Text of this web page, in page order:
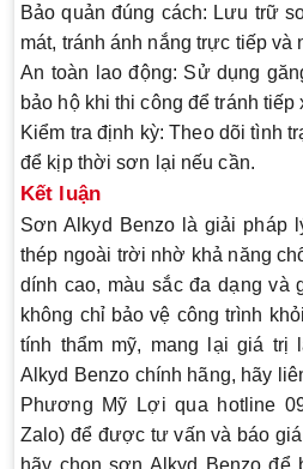
Bảo quản đúng cách: Lưu trữ
mát, tránh ánh nắng trực tiếp và
An toàn lao động: Sử dụng
bảo hộ khi thi công để tránh
Kiểm tra định kỳ: Theo dõi tình
để kịp thời sơn lại nếu cần.
Kết luận
Sơn Alkyd Benzo là giải pháp
thép ngoài trời nhờ khả năng
dính cao, màu sắc đa dạng và
không chỉ bảo vệ công trình
tính thẩm mỹ, mang lại giá
Alkyd Benzo chính hãng, hãy
Phương Mỹ Lợi qua hotline
Zalo) để được tư vấn và báo
hãy chọn sơn Alkyd Benzo để